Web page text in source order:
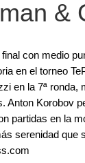
&
con medio
en el torneo
en la 7ª
Anton Korobov
partidas en la
serenidad